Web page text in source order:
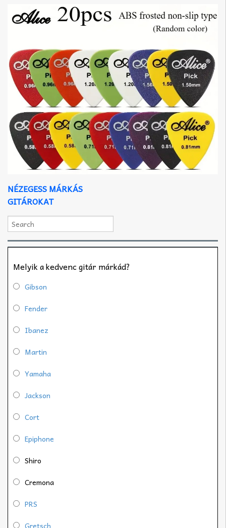
NÉZEGESS MÁRKÁS
GITÁROKAT
Melyik a kedvenc gitár márkád?
Gibson
Fender
Ibanez
Martin
Yamaha
Jackson
Cort
Epiphone
Shiro
Cremona
PRS
Gretsch